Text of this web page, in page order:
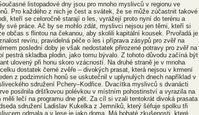
listopadové dny jsou pro mnoho myslivců v regionu ve
Pro každého z nich je čest a svátek, že se může zúčastnit takové
kteří se celoročně starají o les, vyrážejí proto nyní do terénu a
své práce. Ač by se mohlo zdát, myslivci nejsou jen těmi, kteří si
občas s flintou na čekanou, aby skolili kapitální kousek. Prvořadá je
revíru, pravidelná péče o les i příprava zásypů pro zvěř na
poslední doby je však nedostatek přirozené potravy pro zvěř na
pestrá skladba plodin, jako tomu bývalo. Z tohoto důvodu začíná být
ulovený při honu skoro vzácností. Na druhé straně je v mnoha
dostatek černé zvěře – divokých prasat, která nejsou v krmení
z podzimních honů se uskutečnil v uplynulých dnech například v
sdružení Pchery–Kodřice. Dvacítka myslivců s dvanácti
posilnila dršťkovou polévkou v místním pohostinství a vyrazila na
měli lečí na programu dne pět. Za cíl si vzali tentokrát divoká prasata
sdružení Ladislav Kukelka z Jemníků, který šéfuje spolku tři
odmala a v lese je jako doma. Má bohaté zkušenosti, které